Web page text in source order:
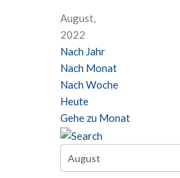
August,
2022
Nach Jahr
Nach Monat
Nach Woche
Heute
Gehe zu Monat